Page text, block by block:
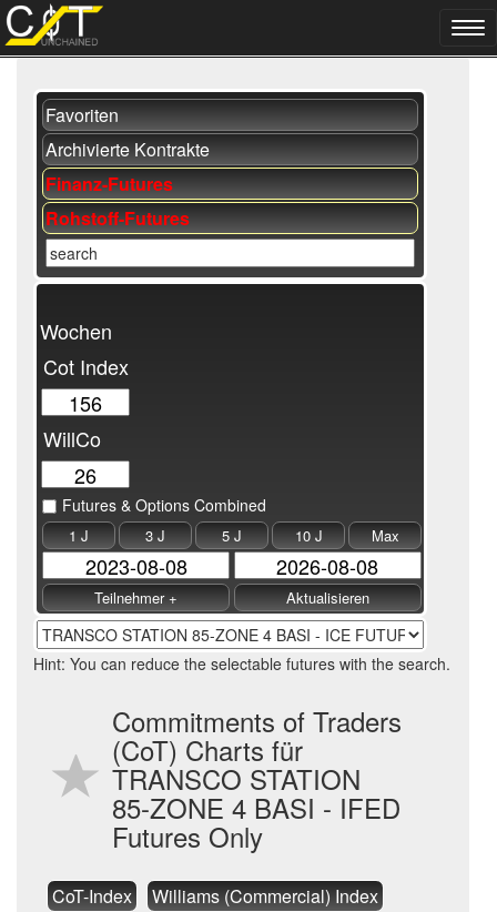
Favoriten
Archivierte Kontrakte
Finanz-Futures
Rohstoff-Futures
Wochen
Cot Index
WillCo
1 J 3 J 5 J 10 J Max
Futures & Options Combined
Hint: You can reduce the selectable futures with the search.
Commitments of Traders
(CoT) Charts für
TRANSCO STATION
85-ZONE 4 BASI - IFED
Futures Only
CoT-Index
Williams (Commercial) Index